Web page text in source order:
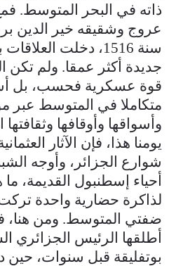
ذاته في البحر المتوسط.
عروج وشقيقه خير الدين
سنة 1516، دخلت
جديدة أكثر عمقا. ولم تكن
قوة عسكرية فحسب، بل
متكاملا في المتوسط عبر
وأسواقها وأوقافها
يومنا هذا، فإن الآثار
شوارع الجزائر، وأوجه
أحياء إسطنبول القديمة،
لذاكرة حضارية واحدة
ضفتي المتوسط. ومن هنا،
أطلقها الرئيس الجزائري
بوتفليقة قبل سنوات، حين